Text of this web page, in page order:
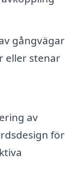
gångvägar
eller stenar
av
för